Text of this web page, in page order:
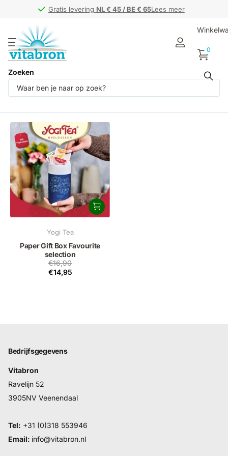
Gratis levering NL € 45 / BE € 65Lees meer
Gratis levering NL € 45 / BE € 65
Zoeken
0
Producten (1)
Yogi Tea
Paper Gift Box Favourite
selection
€16,90
€14,95
Bedrijfsgegevens
Vitabron
Ravelijn 52
3905NV Veenendaal
Tel: +31 (0)318 553946
Email: info@vitabron.nl